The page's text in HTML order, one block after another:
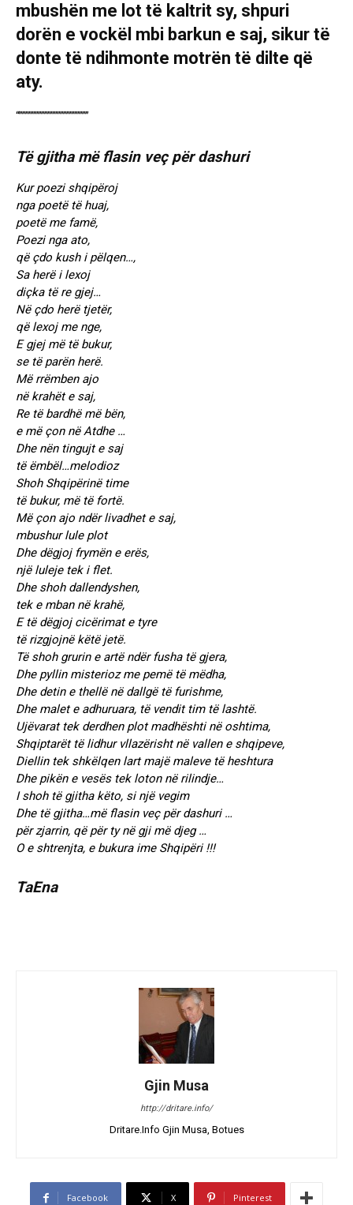
mbushën me lot të kaltrit sy, shpuri
dorën e vockël mbi barkun e saj, sikur të
donte të ndihmonte motrën të dilte që
aty.
“””””””””””””””””””””””
Të gjitha më flasin veç për dashuri
Kur poezi shqipëroj
nga poetë të huaj,
poetë me famë,
Poezi nga ato,
që çdo kush i pëlqen…,
Sa herë i lexoj
diçka të re gjej…
Në çdo herë tjetër,
që lexoj me nge,
E gjej më të bukur,
se të parën herë.
Më rrëmben ajo
në krahët e saj,
Re të bardhë më bën,
e më çon në Atdhe …
Dhe nën tingujt e saj
të ëmbël…melodioz
Shoh Shqipërinë time
të bukur, më të fortë.
Më çon ajo ndër livadhet e saj,
mbushur lule plot
Dhe dëgjoj frymën e erës,
një luleje tek i flet.
Dhe shoh dallendyshen,
tek e mban në krahë,
E të dëgjoj cicërimat e tyre
të rizgjojnë këtë jetë.
Të shoh grurin e artë ndër fusha të gjera,
Dhe pyllin misterioz me pemë të mëdha,
Dhe detin e thellë në dallgë të furishme,
Dhe malet e adhuruara, të vendit tim të lashtë.
Ujëvarat tek derdhen plot madhështi në oshtima,
Shqiptarët të lidhur vllazërisht në vallen e shqipeve,
Diellin tek shkëlqen lart majë maleve të heshtura
Dhe pikën e vesës tek loton në rilindje…
I shoh të gjitha këto, si një vegim
Dhe të gjitha…më flasin veç për dashuri …
për zjarrin, që për ty në gji më djeg …
O e shtrenjta, e bukura ime Shqipëri !!!
TaEna
Gjin Musa
http://dritare.info/
Dritare.Info Gjin Musa, Botues
Facebook X Pinterest